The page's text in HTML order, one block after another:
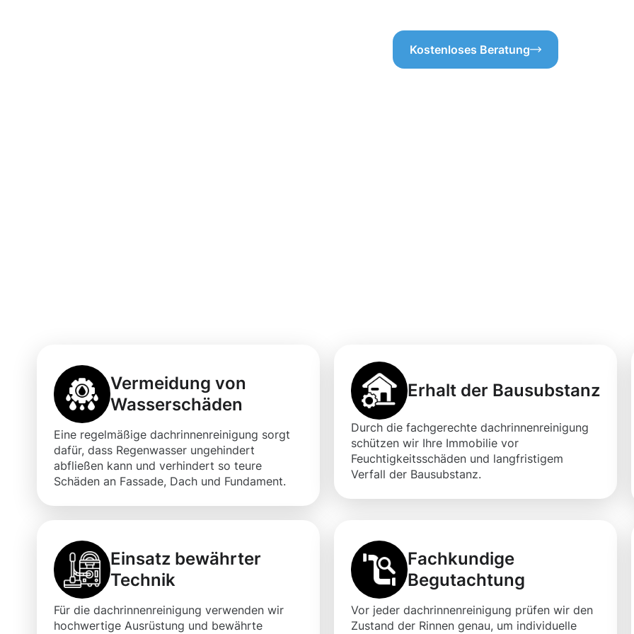
Kostenloses Beratung
Vermeidung von
Wasserschäden
Eine regelmäßige dachrinnenreinigung sorgt
dafür, dass Regenwasser ungehindert
abfließen kann und verhindert so teure
Schäden an Fassade, Dach und Fundament.
Erhalt der Bausubstanz
Durch die fachgerechte dachrinnenreinigung
schützen wir Ihre Immobilie vor
Feuchtigkeitsschäden und langfristigem
Verfall der Bausubstanz.
Einsatz bewährter
Technik
Für die dachrinnenreinigung verwenden wir
hochwertige Ausrüstung und bewährte
Fachkundige
Begutachtung
Vor jeder dachrinnenreinigung prüfen wir den
Zustand der Rinnen genau, um individuelle